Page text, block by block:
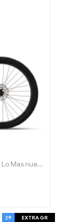
Lo Mas nuevo
29 EXTRA GR